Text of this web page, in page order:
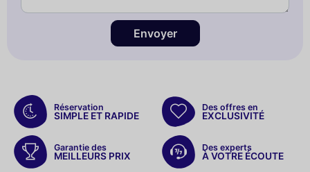
Envoyer
Réservation
SIMPLE ET RAPIDE
Des offres en
EXCLUSIVITÉ
Garantie des
MEILLEURS PRIX
Des experts
À VOTRE ÉCOUTE